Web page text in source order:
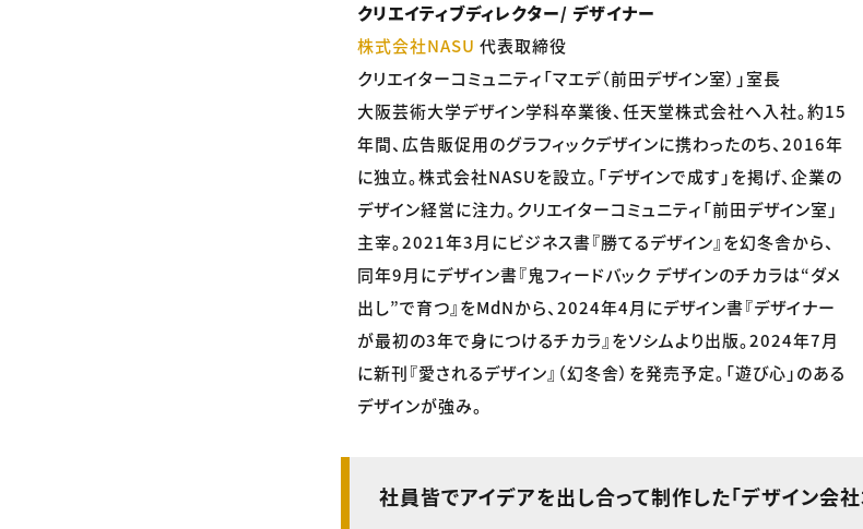
クリエイティブディレクター/ デザイナー
株式会社NASU 代表取締役
クリエイターコミュニティ「マエデ（前田デザイン室）」室長
大阪芸術大学デザイン学科卒業後、任天堂株式会社へ入社。約15
年間、広告販促用のグラフィックデザインに携わったのち、2016年
に独立。株式会社NASUを設立。「デザインで成す」を掲げ、企業の
デザイン経営に注力。クリエイターコミュニティ「前田デザイン室」
主宰。2021年3月にビジネス書『勝てるデザイン』を幻冬舎から、
同年9月にデザイン書『鬼フィードバック デザインのチカラは“ダメ
出し”で育つ』をMdNから、2024年4月にデザイン書『デザイナー
が最初の3年で身につけるチカラ』をソシムより出版。2024年7月
に新刊『愛されるデザイン』（幻冬舎）を発売予定。「遊び心」のある
デザインが強み。
社員皆でアイデアを出し合って制作した「デザイン会社